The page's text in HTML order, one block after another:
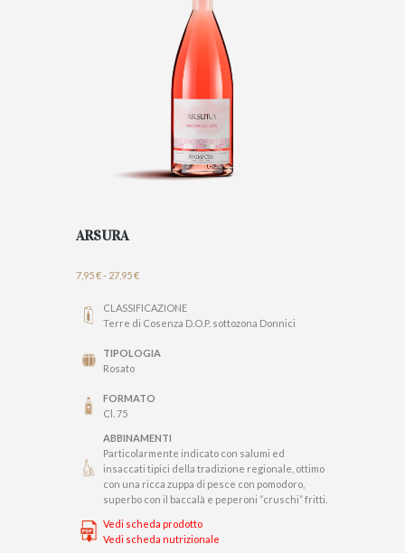
ARSURA
7,95€- 27,95€Fascia
prezzo:
da
a
CLASSIFICAZIONE
Terre di Cosenza D.O.P. sottozona Donnici
TIPOLOGIA
Rosato
FORMATO
Cl. 75
ABBINAMENTI
Particolarmente indicato con salumi ed
insaccati tipici della tradizione regionale, ottimo
con una ricca zuppa di pesce con pomodoro,
superbo con il baccalà e peperoni “cruschi” fritti.
Vedi scheda prodotto
Vedi scheda nutrizionale